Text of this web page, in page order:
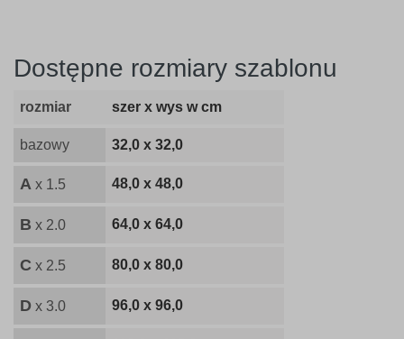
Dostępne rozmiary szablonu
rozmiar szer x wys w cm
bazowy 32,0 x 32,0
A x 1.5 48,0 x 48,0
B x 2.0 64,0 x 64,0
C x 2.5 80,0 x 80,0
D x 3.0 96,0 x 96,0